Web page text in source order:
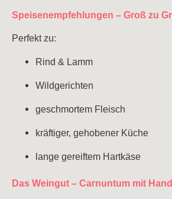
Speisenempfehlungen – Groß zu
Perfekt zu:
Rind & Lamm
Wildgerichten
geschmortem Fleisch
kräftiger, gehobener Küche
lange gereiftem Hartkäse
Das Weingut – Carnuntum mit